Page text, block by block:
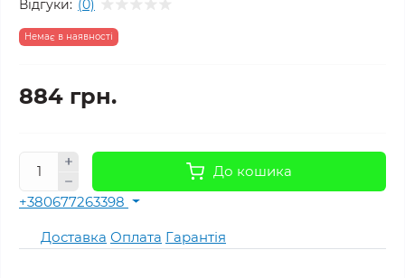
Відгуки: (0)
Немає в наявності
884 грн.
До кошика
+380677263398
Доставка Оплата Гарантія